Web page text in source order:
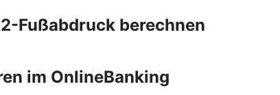
Fußabdruck berechnen
im OnlineBanking